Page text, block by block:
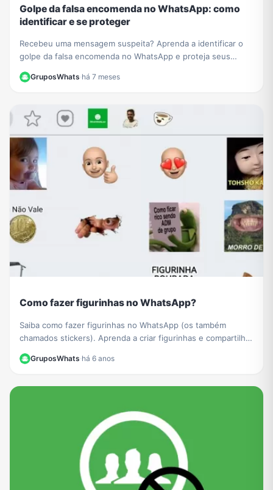
Golpe da falsa encomenda no WhatsApp: como
identificar e se proteger
Recebeu uma mensagem suspeita? Aprenda a identificar o
golpe da falsa encomenda no WhatsApp e proteja seus
dados de links maliciosos e cobranças falsas.
GruposWhats·há 7 meses
Como fazer figurinhas no WhatsApp?
Saiba como fazer figurinhas no WhatsApp (os também
chamados stickers). Aprenda a criar figurinhas e compartilhar
GruposWhats·há 6 anos